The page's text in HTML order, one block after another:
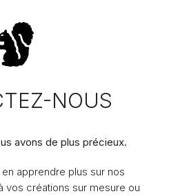
NOUS
avons de plus précieux.
apprendre plus sur nos
vos créations sur mesure ou